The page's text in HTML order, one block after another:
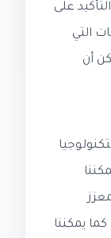
على
التي
أن
يمكننا